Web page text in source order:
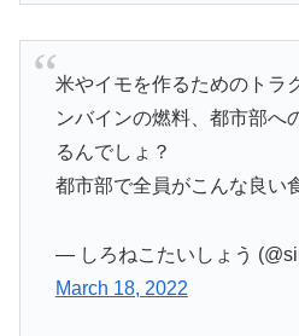
米やイモを作るためのトラ
ンバインの燃料、都市部へ
るんでしょ？
都市部で全員がこんな良い
— しろねこたいしょう
March 18, 2022